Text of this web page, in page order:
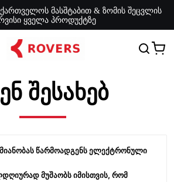
მასშტაბით & ზომის შეცვლის
ყველა პროდუქტზე
შესახებ
წარმოადგენს ელექტრონული
მუშაობს იმისთვის, რომ